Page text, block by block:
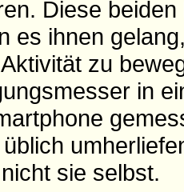
Diese
es ihnen
zu
in
sie selbst.